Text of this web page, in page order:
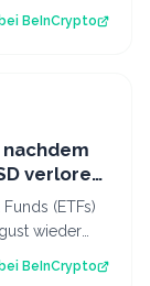
BeInCrypto
verloren
(ETFs)
wieder
BeInCrypto